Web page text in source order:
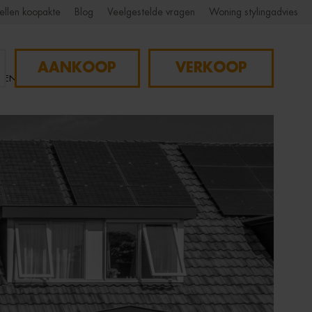
koopakte Blog Veelgestelde vragen Woning stylingadvies
AANKOOP VERKOOP